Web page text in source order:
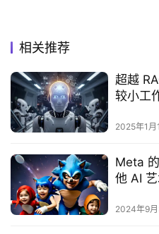
相关推荐
超越
较小工
2025年1月
Meta
他 AI
2024年9